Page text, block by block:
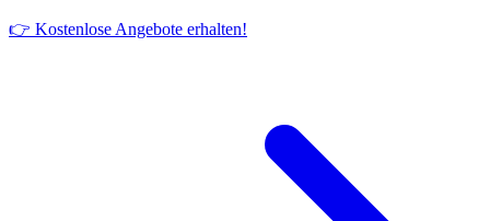
👉 Kostenlose Angebote erhalten!